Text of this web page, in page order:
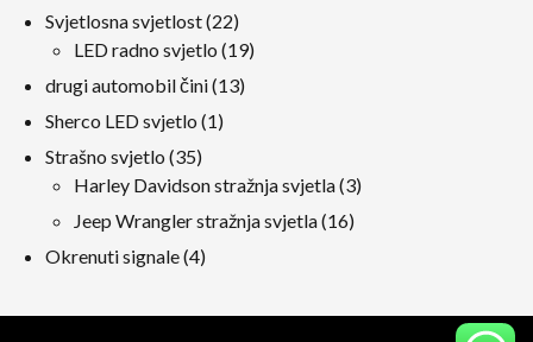
proizvod
Svjetlosna svjetlost 2222
proizvodi
LED radno svjetlo 1919
drugi automobil čini 1313
Sherco LED svjetlo 11
Strašno svjetlo 3535
proizvodi
Harley Davidson stražnja svjetla 33
Jeep Wrangler stražnja svjetla 1616
Okrenuti signale 44